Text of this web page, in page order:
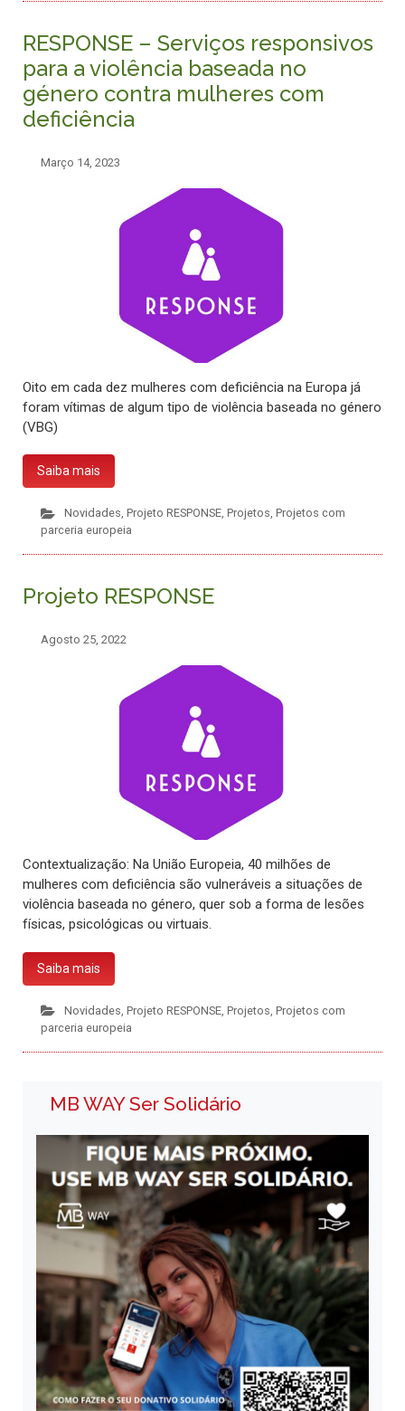
RESPONSE – Serviços responsivos
para a violência baseada no
género contra mulheres com
deficiência
Março 14, 2023
Oito em cada dez mulheres com deficiência na Europa já
foram vítimas de algum tipo de violência baseada no género
(VBG)
Saiba mais
Novidades, Projeto RESPONSE, Projetos, Projetos com
parceria europeia
Projeto RESPONSE
Agosto 25, 2022
Contextualização: Na União Europeia, 40 milhões de
mulheres com deficiência são vulneráveis a situações de
violência baseada no género, quer sob a forma de lesões
físicas, psicológicas ou virtuais.
Saiba mais
Novidades Projeto RESPONSE, Projetos Projetos com
parceria europeia
MB WAY Ser Solidário